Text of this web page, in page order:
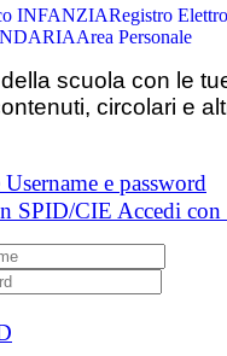
INFANZIARegistro
Area Personale
scuola con le
circolari e
Username e password
SPID/CIE Accedi